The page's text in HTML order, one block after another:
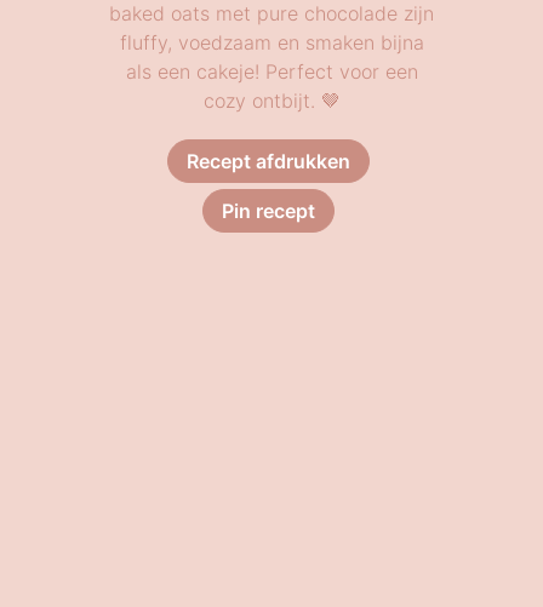
baked oats met pure chocolade zijn
fluffy, voedzaam en smaken bijna
als een cakeje! Perfect voor een
cozy ontbijt. 🤎
Recept afdrukken
Pin recept